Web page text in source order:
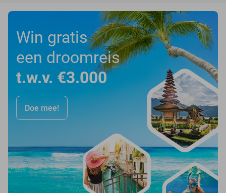
Win gratis
een droomreis
t.w.v. €3.000
Doe mee!